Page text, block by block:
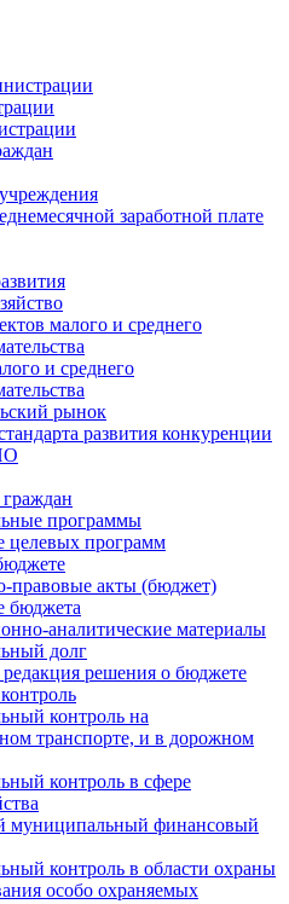
заработной плате
малого и среднего
и среднего
рынок
развития конкуренции
программы
целевых программ
правовые акты (бюджет)
бюджета
аналитические материалы
долг
редакция решения о бюджете
контроль на
транспорте, и в дорожном
контроль в сфере
муниципальный финансовый
контроль в области охраны
особо охраняемых